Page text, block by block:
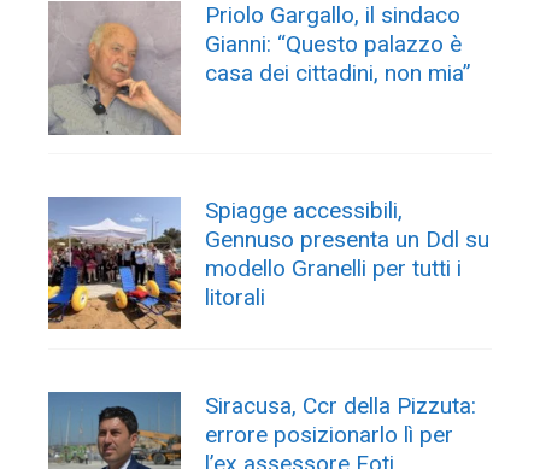
Priolo Gargallo, il sindaco
Gianni: “Questo palazzo è
casa dei cittadini, non mia”
Spiagge accessibili,
Gennuso presenta un Ddl su
modello Granelli per tutti i
litorali
Siracusa, Ccr della Pizzuta:
errore posizionarlo lì per
l’ex assessore Foti